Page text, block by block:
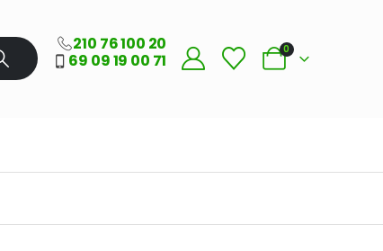
210 76 100 20
69 09 19 00 71
0